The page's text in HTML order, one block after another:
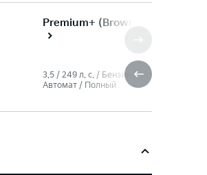
Premium+ (Brown)
3.5 / 249 л. c. / Бензин,
Автомат / Полный